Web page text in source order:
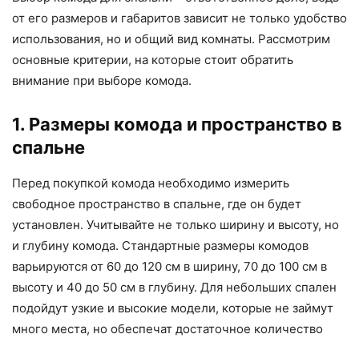
от его размеров и габаритов зависит не только удобство
использования, но и общий вид комнаты. Рассмотрим
основные критерии, на которые стоит обратить
внимание при выборе комода.
1. Размеры комода и пространство в
спальне
Перед покупкой комода необходимо измерить
свободное пространство в спальне, где он будет
установлен. Учитывайте не только ширину и высоту, но
и глубину комода. Стандартные размеры комодов
варьируются от 60 до 120 см в ширину, 70 до 100 см в
высоту и 40 до 50 см в глубину. Для небольших спален
подойдут узкие и высокие модели, которые не займут
много места, но обеспечат достаточное количество